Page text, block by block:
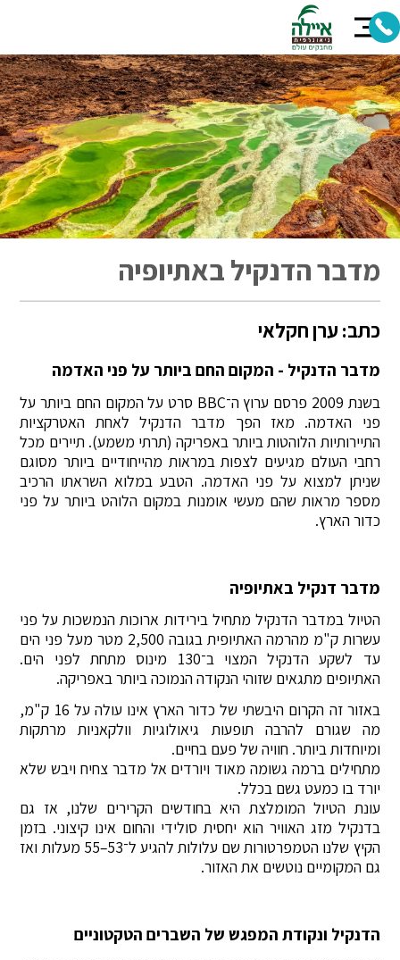
מדבר הדנקיל באתיופיה
כתב: ערן חקלאי
מדבר הדנקיל - המקום החם ביותר על פני האדמה
בשנת 2009 פרסם ערוץ ה־BBC סרט על המקום החם ביותר על
פני האדמה. מאז הפך מדבר הדנקיל לאחת האטרקציות
התיירותיות הלוהטות ביותר באפריקה (תרתי משמע). תיירים מכל
רחבי העולם מגיעים לצפות במראות מהייחודיים ביותר מסוגם
שניתן למצוא על פני האדמה. הטבע במלוא השראתו הרכיב
מספר מראות שהם מעשי אומנות במקום הלוהט ביותר על פני
כדור הארץ.
מדבר דנקיל באתיופיה
הטיול במדבר הדנקיל מתחיל בירידות ארוכות הנמשכות על פני
עשרות ק"מ מהרמה האתיופית בגובה 2,500 מטר מעל פני הים
עד לשקע הדנקיל המצוי ב־130 מינוס מתחת לפני הים.
האתיופים מתגאים שזוהי הנקודה הנמוכה ביותר באפריקה.
באזור זה הקרום היבשתי של כדור הארץ אינו עולה על 16 ק"מ,
מה שגורם להרבה תופעות גיאולוגיות וולקאניות מרתקות
ומיוחדות ביותר. חוויה של פעם בחיים.
מתחילים ברמה גשומה מאוד ויורדים אל מדבר צחיח ויבש שלא
יורד בו כמעט גשם בכלל.
עונת הטיול המומלצת היא בחודשים הקרירים שלנו, אז גם
בדנקיל מזג האוויר הוא יחסית סולידי והחום אינו קיצוני. בזמן
הקיץ שלנו הטמפרטורות שם עלולות להגיע ל־53–55 מעלות ואז
גם המקומיים נוטשים את האזור.
הדנקיל ונקודת המפגש של השברים הטקטוניים